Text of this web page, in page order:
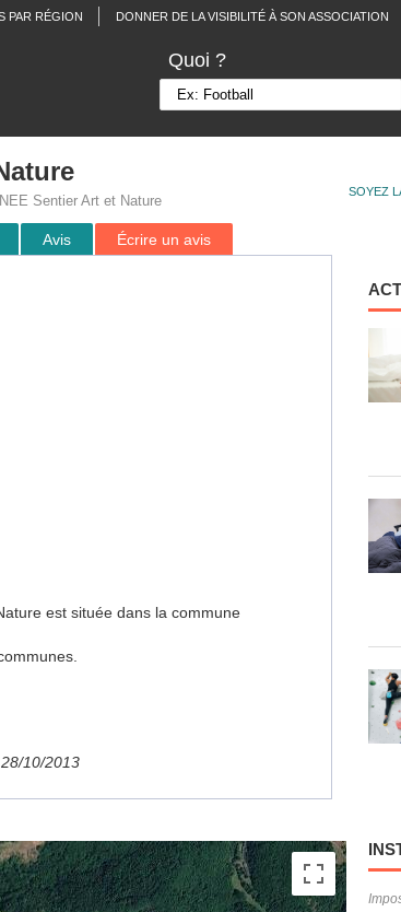
PAR RÉGION DONNER DE LA VISIBILITÉ À SON ASSOCIATION
Quoi ?
SOYEZ
Sentier Art et Nature
Avis Écrire un avis
est située dans la commune
10/2013